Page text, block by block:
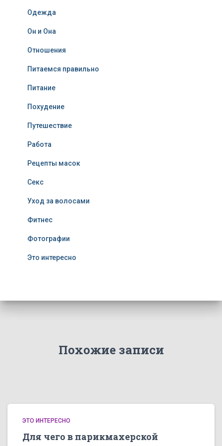
Одежда
Он и Она
Отношения
Питаемся правильно
Питание
Похудение
Путешествие
Работа
Рецепты масок
Секс
Уход за волосами
Фитнес
Фотографии
Это интересно
Похожие записи
ЭТО ИНТЕРЕСНО
Для чего в парикмахерской